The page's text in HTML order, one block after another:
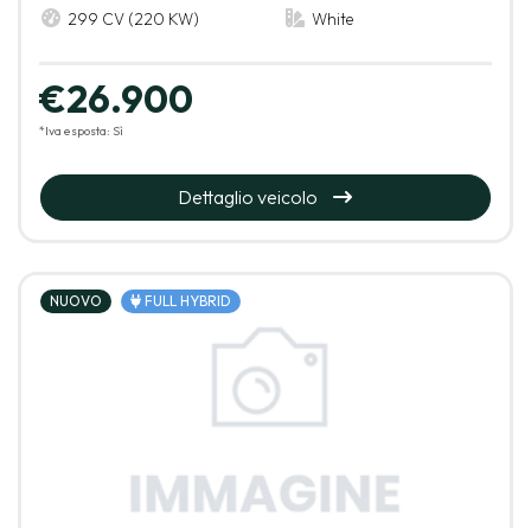
299 CV (220 KW)
White
€26.900
*Iva esposta: Sì
Dettaglio veicolo
NUOVO FULL HYBRID